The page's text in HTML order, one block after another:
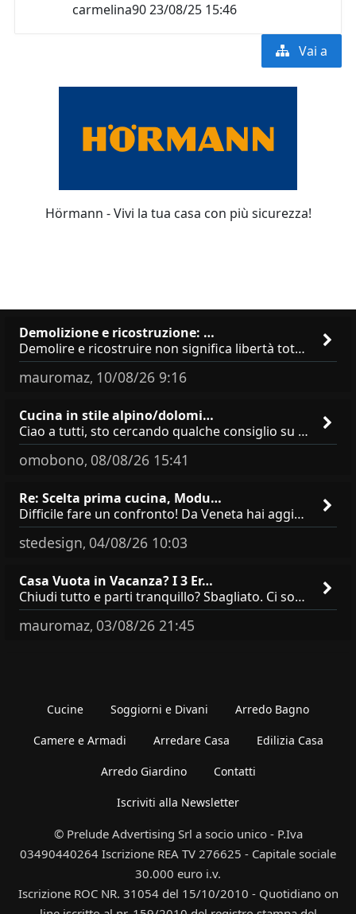
carmelina9023/08/25 15:46
Vai a
Hörmann - Vivi la tua casa con più sicurezza!
Demolizione e ricostruzione: …
Demolire e ricostruire non significa libertà totale. Sagoma, altezza e aperture hanno vincoli precisi, anche se parti da
mauromaz, 10/08/26 9:16
Cucina in stile alpino/dolomi…
Ciao a tutti, sto cercando qualche consiglio su **marchi/produttori di cucine in stile alpino, montano o dolomitico**,
omobono, 08/08/26 15:41
Re: Scelta prima cucina, Modu…
Difficile fare un confronto! Da Veneta hai aggiunto i pensili a tutta altezza e una colonna dispensa da 30, che da soli
stedesign, 04/08/26 10:03
Casa Vuota in Vacanza? I 3 Er…
Chiudi tutto e parti tranquillo? Sbagliato. Ci sono 3 comportamenti che dicono ai ladri &quot;sono via per due settimane
mauromaz, 03/08/26 21:45
Cucine Soggiorni e Divani Arredo Bagno
Camere e Armadi Arredare Casa Edilizia Casa
Arredo Giardino Contatti
Iscriviti alla Newsletter
© Prelude Advertising Srl a socio unico - P.Iva
03490440264 Iscrizione REA TV 276625 - Capitale sociale
30.000 euro i.v.
Iscrizione ROC NR. 31054 del 15/10/2010 - Quotidiano on